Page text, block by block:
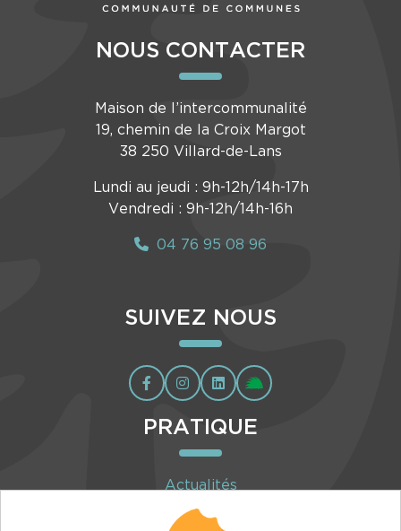
NOUS CONTACTER
Maison de l’intercommunalité
19, chemin de la Croix Margot
38 250 Villard-de-Lans
Lundi au jeudi : 9h-12h/14h-17h
Vendredi : 9h-12h/14h-16h
04 76 95 08 96
SUIVEZ NOUS
PRATIQUE
Actualités
Agenda